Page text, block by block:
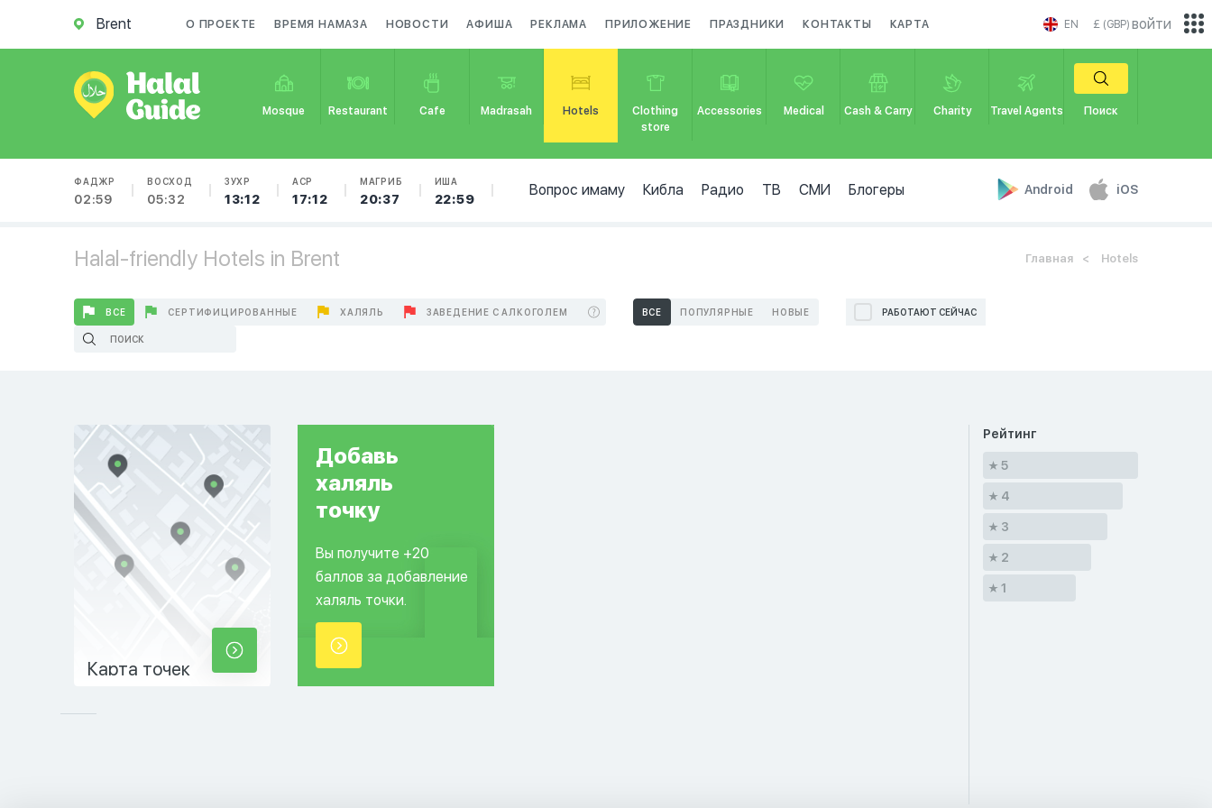
Brent О ПРОЕКТЕ ВРЕМЯ НАМАЗА НОВОСТИ АФИША РЕКЛАМА ПРИЛОЖЕНИЕ ПРАЗДНИКИ КОНТАКТЫ КАРТА EN £ (GBP)
Mosque Restaurant Cafe Madrasah Hotels
Clothing
store
Accessories Medical Cash & Carry Charity Travel Agents Поиск
ФАДЖР
02:59
ВОСХОД
05:32
ЗУХР
13:12
АСР
17:12
МАГРИБ
20:37
ИША
22:59
Вопрос имаму Кибла Радио ТВ СМИ Блогеры Android iOS
войти
Halal-friendly Hotels in Brent Главная Hotels
ВСЕ СЕРТИФИЦИРОВАННЫЕ ХАЛЯЛЬ ЗАВЕДЕНИЕ С АЛКОГОЛЕМ ВСЕ ПОПУЛЯРНЫЕ НОВЫЕ РАБОТАЮТ СЕЙЧАС
Карта точек
Добавь
халяль
точку
Вы получите +20
баллов за добавление
халяль точки.
Рейтинг
5
4
3
2
1